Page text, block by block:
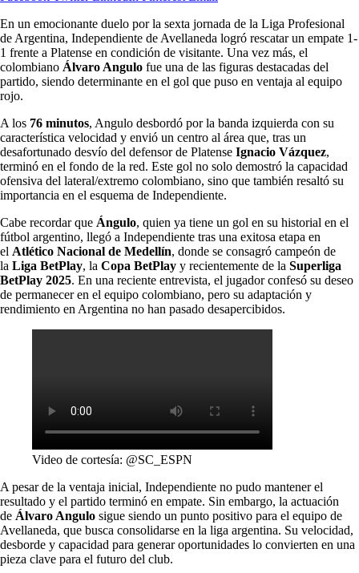
En un emocionante duelo por la sexta jornada de la Liga Profesional
de Argentina, Independiente de Avellaneda logró rescatar un empate 1-
1 frente a Platense en condición de visitante. Una vez más, el
colombiano Álvaro Angulo fue una de las figuras destacadas del
partido, siendo determinante en el gol que puso en ventaja al equipo
rojo.
A los 76 minutos, Angulo desbordó por la banda izquierda con su
característica velocidad y envió un centro al área que, tras un
desafortunado desvío del defensor de Platense Ignacio Vázquez,
terminó en el fondo de la red. Este gol no solo demostró la capacidad
ofensiva del lateral/extremo colombiano, sino que también resaltó su
importancia en el esquema de Independiente.
Cabe recordar que Ángulo, quien ya tiene un gol en su historial en el
fútbol argentino, llegó a Independiente tras una exitosa etapa en
el Atlético Nacional de Medellín, donde se consagró campeón de
la Liga BetPlay, la Copa BetPlay y recientemente de la Superliga
BetPlay 2025. En una reciente entrevista, el jugador confesó su deseo
de permanecer en el equipo colombiano, pero su adaptación y
rendimiento en Argentina no han pasado desapercibidos.
Video de cortesía: @SC_ESPN
A pesar de la ventaja inicial, Independiente no pudo mantener el
resultado y el partido terminó en empate. Sin embargo, la actuación
de Álvaro Angulo sigue siendo un punto positivo para el equipo de
Avellaneda, que busca consolidarse en la liga argentina. Su velocidad,
desborde y capacidad para generar oportunidades lo convierten en una
pieza clave para el futuro del club.